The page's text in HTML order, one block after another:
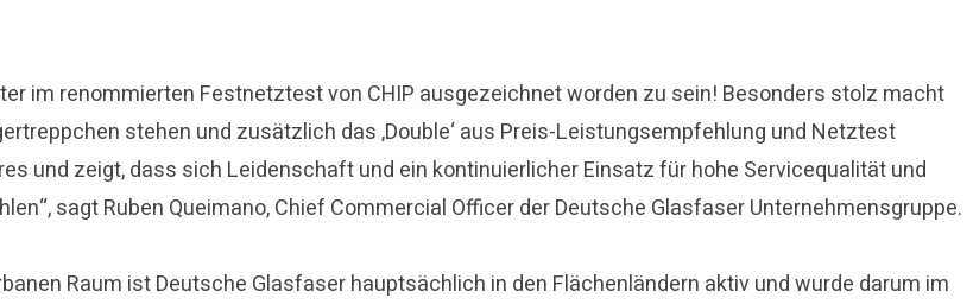
im renommierten Festnetztest von CHIP ausgezeichnet worden zu sein! Besonders stolz macht
stehen und zusätzlich das ‚Double‘ aus Preis-Leistungsempfehlung und Netztest
und zeigt, dass sich Leidenschaft und ein kontinuierlicher Einsatz für hohe Servicequalität und
sagt Ruben Queimano, Chief Commercial Officer der Deutsche Glasfaser Unternehmensgruppe.
Raum ist Deutsche Glasfaser hauptsächlich in den Flächenländern aktiv und wurde darum im